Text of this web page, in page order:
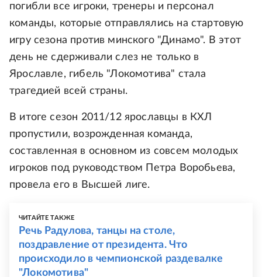
погибли все игроки, тренеры и персонал
команды, которые отправлялись на стартовую
игру сезона против минского "Динамо". В этот
день не сдерживали слез не только в
Ярославле, гибель "Локомотива" стала
трагедией всей страны.
В итоге сезон 2011/12 ярославцы в КХЛ
пропустили, возрожденная команда,
составленная в основном из совсем молодых
игроков под руководством Петра Воробьева,
провела его в Высшей лиге.
ЧИТАЙТЕ ТАКЖЕ
Речь Радулова, танцы на столе,
поздравление от президента. Что
происходило в чемпионской раздевалке
"Локомотива"